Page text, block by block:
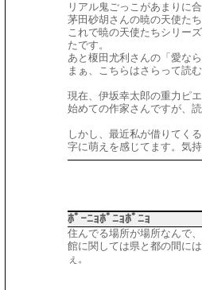
リアル鬼ごっこがあまりに
茅田砂胡さんの暁の天使た
これで暁の天使たちシリー
たです。
あと榎田尤利さんの「愛な
まぁ、こちらはさらって読
現在、伊坂幸太郎の重力ピ
始めての作家さんですが、
しかし、最近私が借りてく
字に萌えを感じてます。気
ﾎﾟｰﾆｮﾎﾟﾆｮﾎﾟﾆｮ
住んでる場所が場所なんで
館に関しては県と都の間に
ぇ。